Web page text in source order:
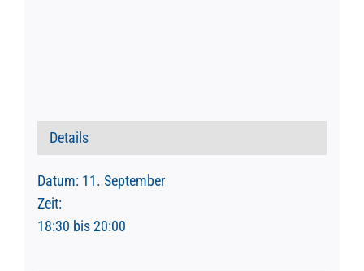
Details
Datum: 11. September
Zeit:
18:30 bis 20:00